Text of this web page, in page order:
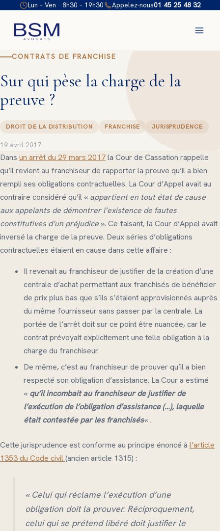
contenu
Lun – Ven · 8h30 – 19h30 Appelez-nous01 45 25 48 32
CONTRATS DE FRANCHISE
Sur qui pèse la charge de la
preuve ?
DROIT DE LA DISTRIBUTION FRANCHISE JURISPRUDENCE
19 avril 2017
Dans un arrêt du 29 mars 2017la Cour de Cassation rappelle
qu’il revient au franchiseur de rapporter la preuve qu’il a bien
rempli ses obligations contractuelles. La Cour d’Appel avait au
contraire considéré qu’il « appartient en tout état de cause
aux appelants de démontrer l’existence de fautes
constitutives d’un préjudice ». Ce faisant, la Cour d’Appel avait
inversé la charge de la preuve. Deux séries d’obligations
contractuelles étaient en cause dans cette affaire :
Il revenait au franchiseur de justifier de la création d’une
centrale d’achat permettant aux franchisés de bénéficier
de prix plus bas que s’ils s’étaient approvisionnés auprès
du même fournisseur sans passer par la centrale. La
portée de l’arrêt doit sur ce point être nuancée, car le
contrat prévoyait explicitement une telle obligation à la
charge du franchiseur.
De même, c’est au franchiseur de prouver qu’il a bien
respecté son obligation d’assistance. La Cour a estimé
« qu’il incombait au franchiseur de justifier de
l’exécution de l’obligation d’assistance (…), laquelle
était contestée par les franchisés« .
Cette jurisprudence est conforme au principe énoncé à l’article
1353 du Code civil(ancien article 1315) :
« Celui qui réclame l’exécution d’une
obligation doit la prouver. Réciproquement,
celui qui se prétend libéré doit justifier le